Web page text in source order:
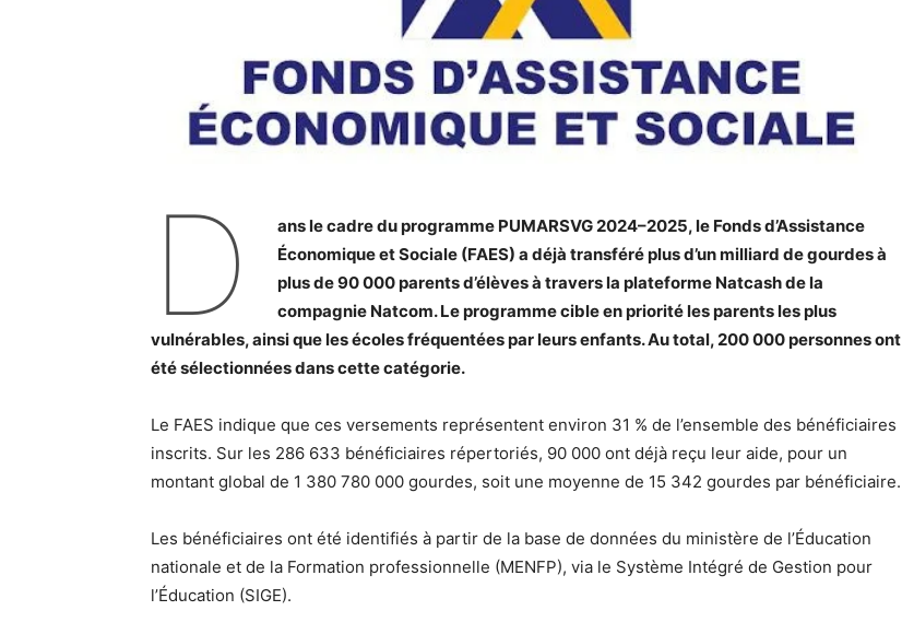
D
ans le cadre du programme PUMARSVG 2024–2025, le Fonds d’Assistance
Économique et Sociale (FAES) a déjà transféré plus d’un milliard de gourdes à
plus de 90 000 parents d’élèves à travers la plateforme Natcash de la
compagnie Natcom. Le programme cible en priorité les parents les plus
vulnérables, ainsi que les écoles fréquentées par leurs enfants. Au total, 200 000 personnes ont
été sélectionnées dans cette catégorie.
Le FAES indique que ces versements représentent environ 31 % de l’ensemble des bénéficiaires
inscrits. Sur les 286 633 bénéficiaires répertoriés, 90 000 ont déjà reçu leur aide, pour un
montant global de 1 380 780 000 gourdes, soit une moyenne de 15 342 gourdes par bénéficiaire.
Les bénéficiaires ont été identifiés à partir de la base de données du ministère de l’Éducation
nationale et de la Formation professionnelle (MENFP), via le Système Intégré de Gestion pour
l’Éducation (SIGE).